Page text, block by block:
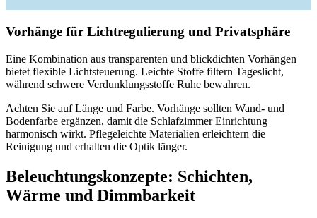
Vorhänge für Lichtregulierung und Privatsphäre
Eine Kombination aus transparenten und blickdichten Vorhängen
bietet flexible Lichtsteuerung. Leichte Stoffe filtern Tageslicht,
während schwere Verdunklungsstoffe Ruhe bewahren.
Achten Sie auf Länge und Farbe. Vorhänge sollten Wand- und
Bodenfarbe ergänzen, damit die Schlafzimmer Einrichtung
harmonisch wirkt. Pflegeleichte Materialien erleichtern die
Reinigung und erhalten die Optik länger.
Beleuchtungskonzepte: Schichten,
Wärme und Dimmbarkeit